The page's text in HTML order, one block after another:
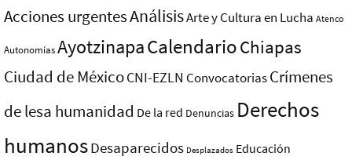
Acciones urgentesAnálisisArte y Cultura en Lucha Atenco
AutonomíasAyotzinapaCalendarioChiapas
Ciudad de MéxicoCNI-EZLN ConvocatoriasCrímenes
de lesa humanidad De la red Denuncias Derechos
humanosDesaparecidos Desplazados Educación